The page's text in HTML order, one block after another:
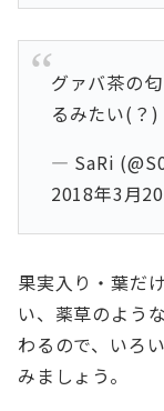
グァバ茶の
るみたい(？)
— SaRi
2018年3月
果実入り・葉だ
い、薬草のよう
わるので、いろ
みましょう。